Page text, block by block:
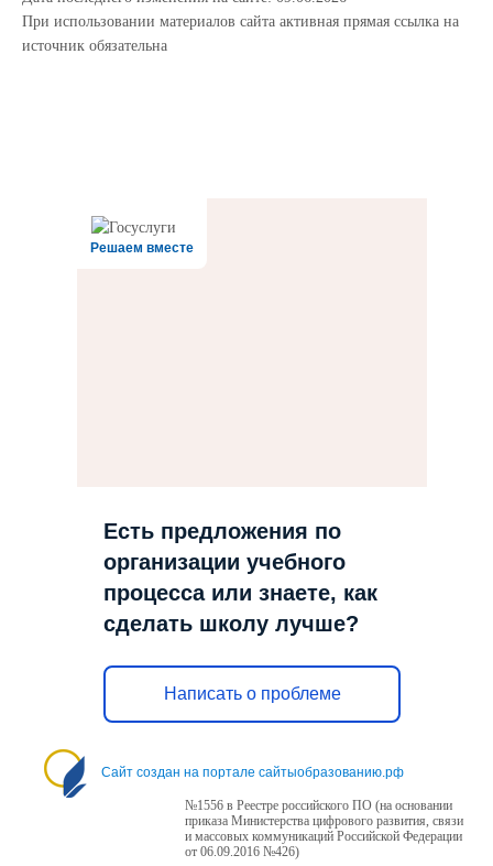
При использовании материалов сайта активная прямая ссылка на
источник обязательна
Решаем вместе
Есть предложения по
организации учебного
процесса или знаете, как
сделать школу лучше?
Написать о проблеме
Сайт создан на портале сайтыобразованию.рф
№1556 в Реестре российского ПО (на основании
приказа Министерства цифрового развития, связи
и массовых коммуникаций Российской Федерации
от 06.09.2016 №426)